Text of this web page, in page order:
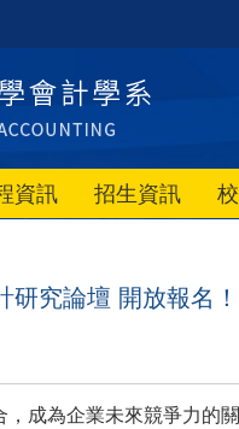
資訊 招生資訊
研究論壇 開放報名！
成為企業未來競爭力的